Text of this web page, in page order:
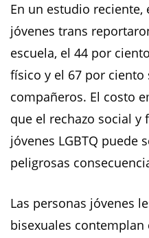
En un estudio
jóvenes trans
escuela, el 44 por
físico y el 67 por
compañeros. El costo
que el rechazo social
jóvenes LGBTQ puede
peligrosas
Las personas jóvenes
bisexuales contemplan